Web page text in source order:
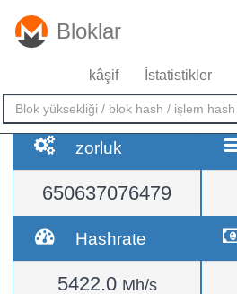
Bloklar
kâşif İstatistikler
zorluk
650637076479
Hashrate
5422.0 Mh/s